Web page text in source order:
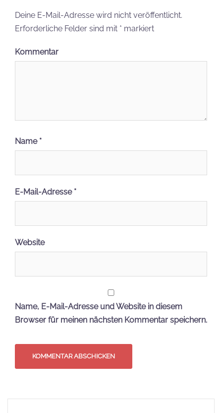
Deine E-Mail-Adresse wird nicht veröffentlicht.
Erforderliche Felder sind mit * markiert
Kommentar
Name *
E-Mail-Adresse *
Website
Name, E-Mail-Adresse und Website in diesem
Browser für meinen nächsten Kommentar speichern.